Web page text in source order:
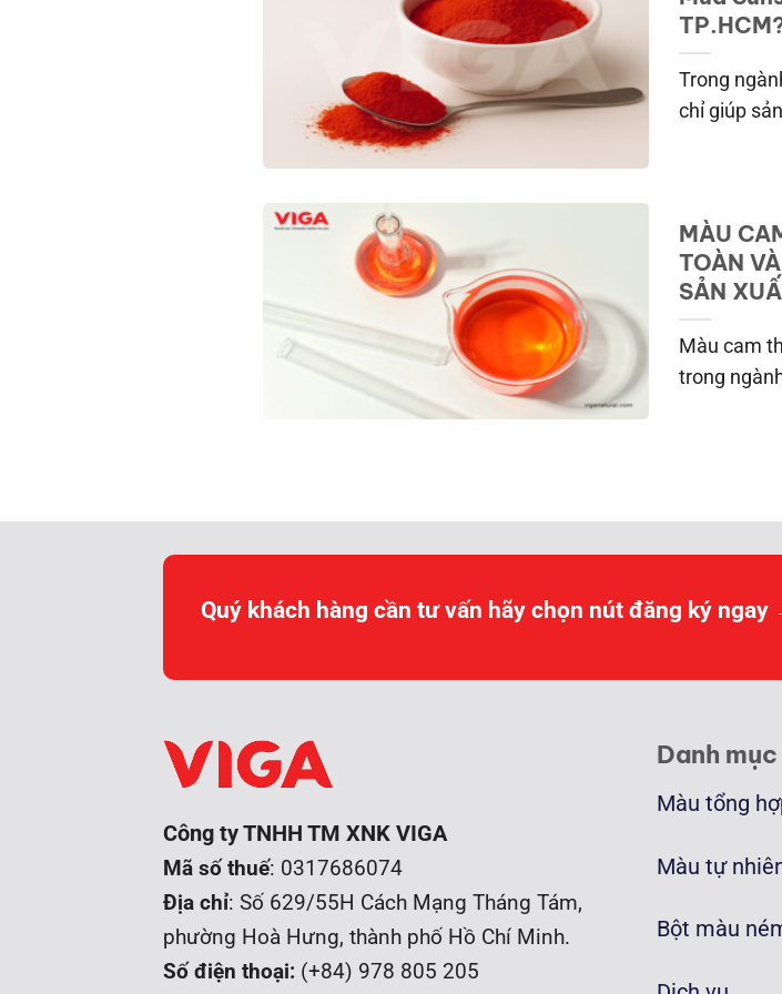
Trong
chỉ giúp
MÀU
TOÀN
SẢN
Màu cam
trong
Quý khách hàng cần tư vấn hãy chọn nút đăng ký ngay
Công ty TNHH TM XNK VIGA
Mã số thuế: 0317686074
Địa chỉ: Số 629/55H Cách Mạng Tháng Tám,
phường Hoà Hưng, thành phố Hồ Chí Minh.
Số điện thoại: (+84) 978 805 205
Danh mục
Màu tổng
Màu tự
Bột màu